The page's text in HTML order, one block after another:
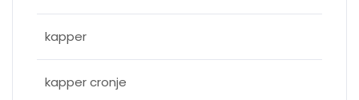
kapper
kapper cronje